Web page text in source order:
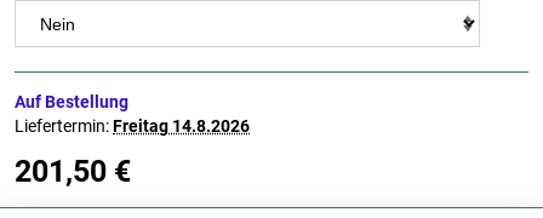
Auf Bestellung
Liefertermin:Freitag 14.8.2026
201,50 €